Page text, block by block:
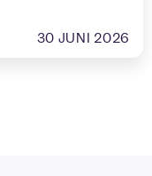
30 JUNI 2026